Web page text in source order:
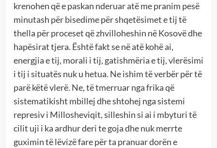
krenohen që e paskan nderuar atë me pranim pesë
minutash për bisedime për shqetësimet e tij të
thella për proceset që zhvilloheshin në Kosovë dhe
hapësirat tjera. Është fakt se në atë kohë ai,
energjia e tij, morali i tij, gatishmëria e tij, vlerësimi
i tij i situatës nuk u hetua. Ne ishim të verbër për të
parë këtë vlerë. Ne, të tmerruar nga frika që
sistematikisht mbillej dhe shtohej nga sistemi
represiv i Millosheviqit, silleshin si ai i mbyturi të
cilit uji i ka ardhur deri te goja dhe nuk merrte
guximin të lëvizë fare për ta pranuar dorën e